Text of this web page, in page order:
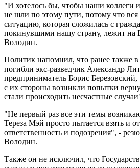
"И хотелось бы, чтобы наши коллеги
не шли по этому пути, потому что вся
ситуацию, которая сложилась с
покинувшими нашу страну, лежит на
Володин.
Политик напомнил, что ранее также
погибли экс-разведчик Александр
предприниматель Борис
с их стороны возникли попытки
стали происходить несчастные
"Не первый раз все эти темы
Тереза Мэй просто пытается взять и
ответственность и подозрения", -
Володин.
Также он не исключил, что